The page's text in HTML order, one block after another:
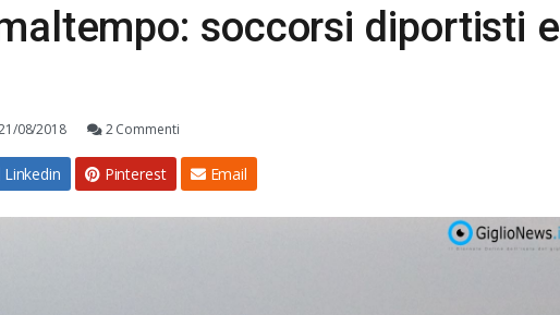
soccorsi diportisti e
08/2018 2 Commenti
Linkedin Pinterest Email